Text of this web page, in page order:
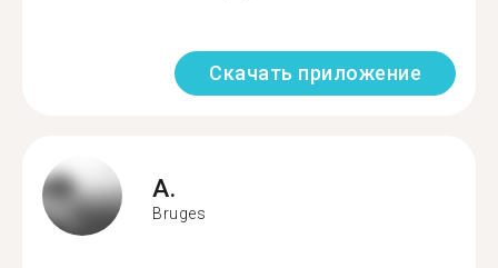
Скачать приложение
A.
Bruges